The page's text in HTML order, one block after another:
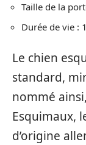
Taille de la
Durée de vie :
Le chien
standard,
nommé
Esquimaux,
d’origine